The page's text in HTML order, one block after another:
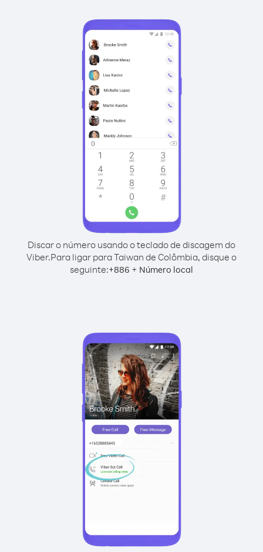
Discar o número usando o teclado de discagem do
Viber.Para ligar para Taiwan de Colômbia, disque o
seguinte:+886 + Número local